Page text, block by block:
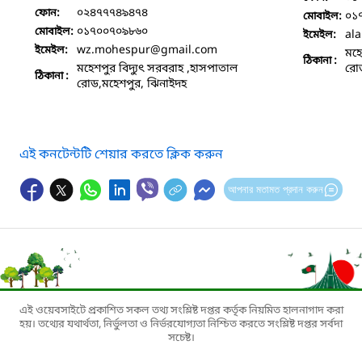
ফোন: ০২৪৭৭৭৪৯৪৭৪
মোবাইল: ০১৭০০৭০৯৮৬০
ইমেইল: wz.mohespur@gmail.com
ঠিকানা : মহেশপুর বিদ্যুৎ সরবরাহ ,হাসপাতাল
রোড,মহেশপুর, ঝিনাইদহ
মোবাইল:
ইমেইল:
ঠিকানা :
এই কনটেন্টটি শেয়ার করতে ক্লিক করুন
আপনার মতামত প্রদান করুন
এই ওয়েবসাইটে প্রকাশিত সকল তথ্য সংশ্লিষ্ট দপ্তর কর্তৃক নিয়মিত হালনাগাদ করা
হয়। তথ্যের যথার্থতা, নির্ভুলতা ও নির্ভরযোগ্যতা নিশ্চিত করতে সংশ্লিষ্ট দপ্তর সর্বদা
সচেষ্ট।